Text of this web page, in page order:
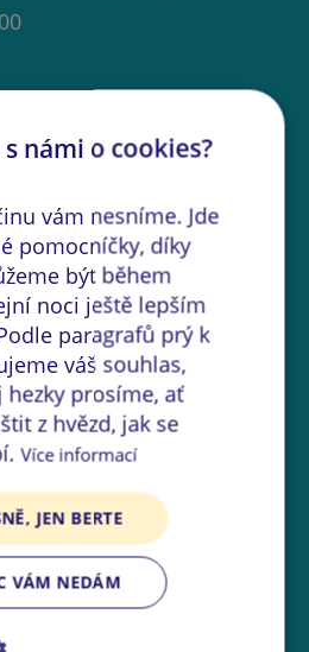
162 00 Praha 6 ‒
námi o cookies?
vám nesníme. Jde
pomocníčky, díky
být během
noci ještě lepším
paragrafů prý k
váš souhlas,
hezky prosíme, ať
z hvězd, jak se
Více informací
JEN BERTE
VÁM NEDÁM